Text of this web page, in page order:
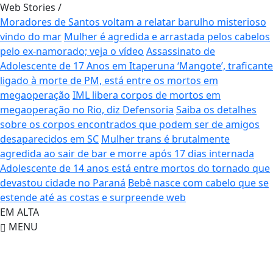
Web Stories /
Moradores de Santos voltam a relatar barulho misterioso
vindo do mar Mulher é agredida e arrastada pelos cabelos
pelo ex-namorado; veja o vídeo Assassinato de
Adolescente de 17 Anos em Itaperuna ‘Mangote’, traficante
ligado à morte de PM, está entre os mortos em
megaoperação IML libera corpos de mortos em
megaoperação no Rio, diz Defensoria Saiba os detalhes
sobre os corpos encontrados que podem ser de amigos
desaparecidos em SC Mulher trans é brutalmente
agredida ao sair de bar e morre após 17 dias internada
Adolescente de 14 anos está entre mortos do tornado que
devastou cidade no Paraná Bebê nasce com cabelo que se
estende até as costas e surpreende web
EM ALTA
MENU